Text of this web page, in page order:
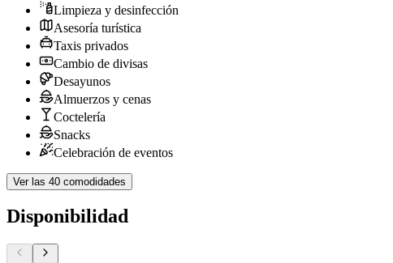
Limpieza y desinfección
Asesoría turística
Taxis privados
Cambio de divisas
Desayunos
Almuerzos y cenas
Coctelería
Snacks
Celebración de eventos
Ver las 40 comodidades
Disponibilidad